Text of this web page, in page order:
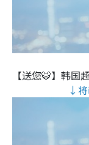
【送您🐯】韩国
↓将